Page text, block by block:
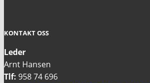
KONTAKT OSS
Leder
Arnt Hansen
Tlf: 958 74 696